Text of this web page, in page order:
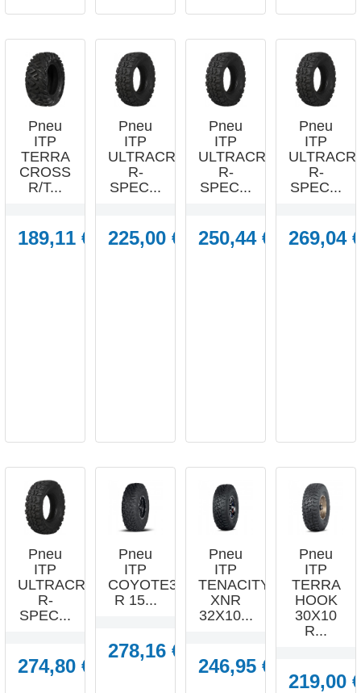
Pneu
ITP
TERRA
CROSS
R/T...
189,11 €
Pneu
ITP
ULTRACROSS
R-
SPEC...
225,00 €
Pneu
ITP
ULTRACROSS
R-
SPEC...
250,44 €
Pneu
ITP
R-
SPEC...
269,04
Pneu
ITP
ULTRACROSS
R-
SPEC...
274,80 €
Pneu
ITP
COYOTE32X10
R 15...
278,16 €
Pneu
ITP
TENACITY
XNR
32X10...
246,95 €
Pneu
ITP
TERRA
HOOK
30X10
R...
219,00